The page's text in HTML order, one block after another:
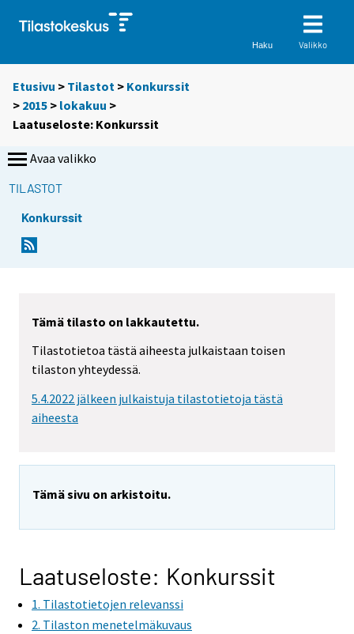
Haku Valikko
Etusivu > Tilastot > Konkurssit
> 2015 > lokakuu >
Laatuseloste: Konkurssit
Avaa valikko
TILASTOT
Konkurssit
Tämä tilasto on lakkautettu.
Tilastotietoa tästä aiheesta julkaistaan toisen
tilaston yhteydessä.
5.4.2022 jälkeen julkaistuja tilastotietoja tästä
aiheesta
Tämä sivu on arkistoitu.
Laatuseloste: Konkurssit
1. Tilastotietojen relevanssi
2. Tilaston menetelmäkuvaus